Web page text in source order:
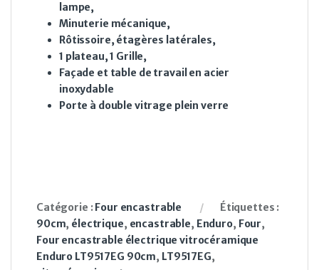
lampe,
Minuterie mécanique,
Rôtissoire, étagères latérales,
1 plateau, 1 Grille,
Façade et table de travail en acier
inoxydable
Porte à double vitrage plein verre
Catégorie :Four encastrable
Étiquettes :
90cm, électrique, encastrable, Enduro, Four,
Four encastrable électrique vitrocéramique
Enduro LT9517EG 90cm, LT9517EG,